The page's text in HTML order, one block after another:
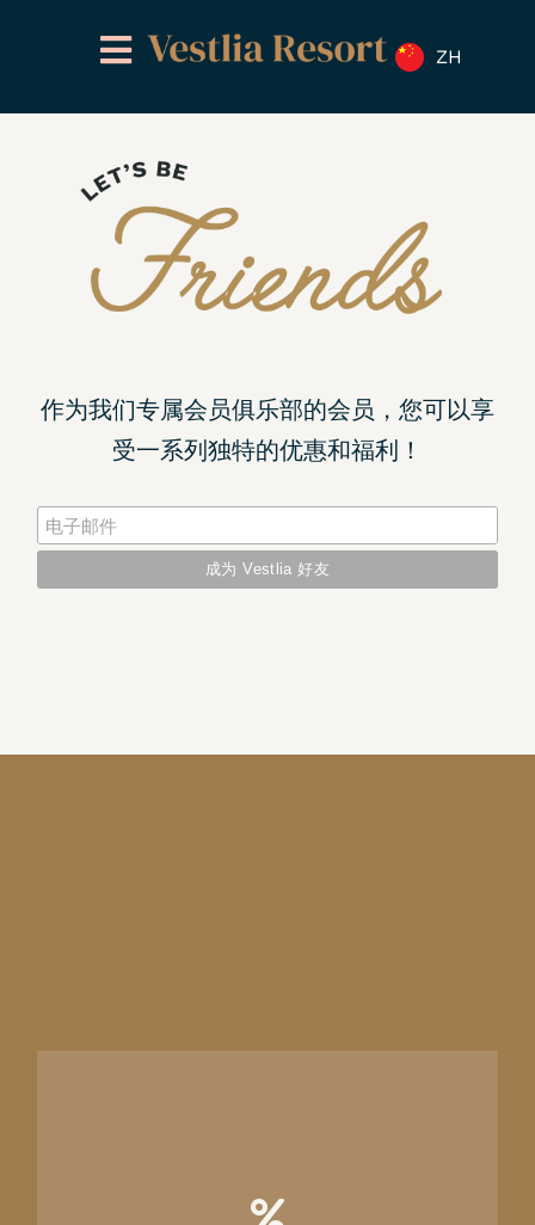
ZH
作为我们专属会员俱乐部的会员，您可以享
受一系列独特的优惠和福利！